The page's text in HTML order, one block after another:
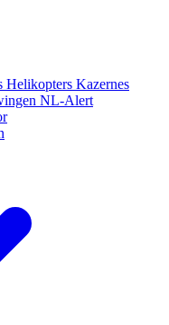
Helikopters Kazernes
NL-Alert